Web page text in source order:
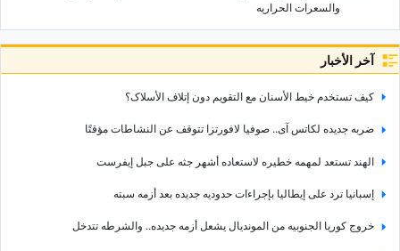
والسعرات الحراریه
آخر الأخبار
کیف تستخدم خیط الأسنان مع التقویم دون إتلاف الأسلاک؟
ضربه جدیده لکاتس آی.. صوفیا لافورتزا تتوقف عن النشاطات مؤقتًا
الهند تستعد لمهمه خطیره لاستعاده أشهر جثه على جبل إیفرست
إسبانیا ترد على إیطالیا بإجراءات حدودیه جدیده بعد أزمه سبته
خروج کوریا الجنوبیه من الموندیال یشعل أزمه جدیده.. والشرطه تتدخل